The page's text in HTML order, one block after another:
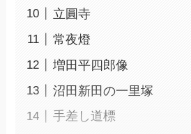
立圓寺
常夜燈
増田平四郎像
沼田新田の一里塚
手差し道標